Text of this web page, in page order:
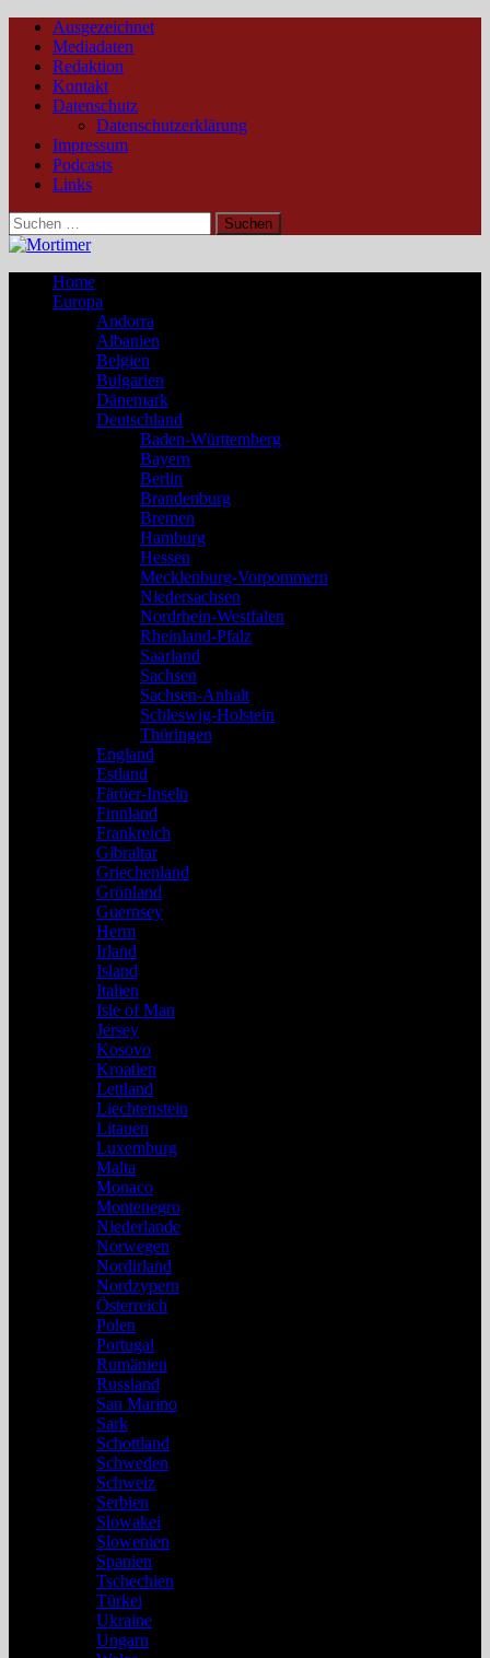
Ausgezeichnet
Mediadaten
Redaktion
Kontakt
Datenschutz
Datenschutzerklärung
Impressum
Podcasts
Links
Suchen
nach:
Home
Europa
Andorra
Albanien
Belgien
Bulgarien
Dänemark
Deutschland
Baden-Württemberg
Bayern
Berlin
Brandenburg
Bremen
Hamburg
Hessen
Mecklenburg-Vorpommern
Niedersachsen
Nordrhein-Westfalen
Rheinland-Pfalz
Saarland
Sachsen
Sachsen-Anhalt
Schleswig-Holstein
Thüringen
England
Estland
Färöer-Inseln
Finnland
Frankreich
Gibraltar
Griechenland
Grönland
Guernsey
Herm
Irland
Island
Italien
Isle of Man
Jersey
Kosovo
Kroatien
Lettland
Liechtenstein
Litauen
Luxemburg
Malta
Monaco
Montenegro
Niederlande
Norwegen
Nordirland
Nordzypern
Österreich
Polen
Portugal
Rumänien
Russland
San Marino
Sark
Schottland
Schweden
Schweiz
Serbien
Slowakei
Slowenien
Spanien
Tschechien
Türkei
Ukraine
Ungarn